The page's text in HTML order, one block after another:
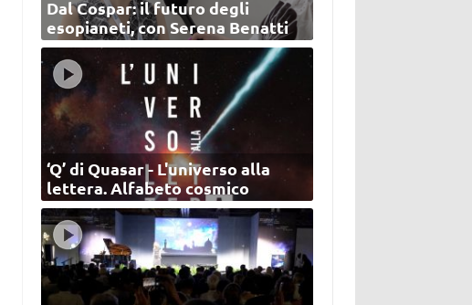
Dal Cospar: il futuro degli
esopianeti, con Serena Benatti
‘Q’ di Quasar - L'universo alla
lettera. Alfabeto cosmico